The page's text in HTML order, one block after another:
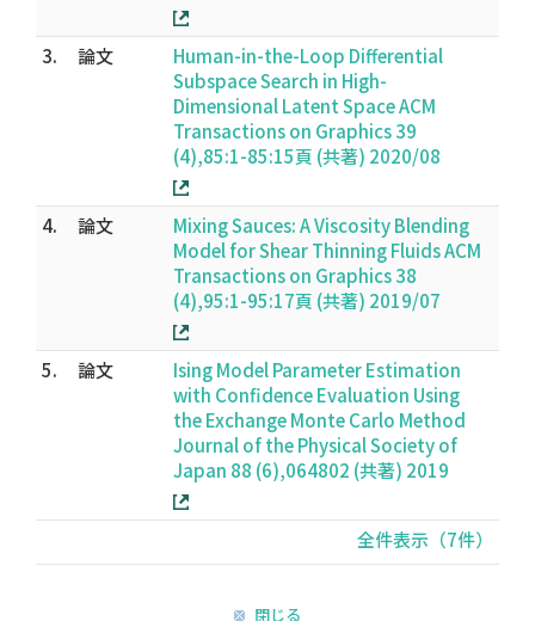
3. 論文
Human-in-the-Loop Differential
Subspace Search in High-
Dimensional Latent Space ACM
Transactions on Graphics 39
(4),85:1-85:15頁 (共著) 2020/08
4. 論文
Mixing Sauces: A Viscosity Blending
Model for Shear Thinning Fluids ACM
Transactions on Graphics 38
(4),95:1-95:17頁 (共著) 2019/07
5. 論文
Ising Model Parameter Estimation
with Confidence Evaluation Using
the Exchange Monte Carlo Method
Journal of the Physical Society of
Japan 88 (6),064802 (共著) 2019
全件表示（7件）
閉じる